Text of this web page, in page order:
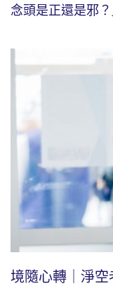
念頭是正還是邪
境隨心轉｜淨空